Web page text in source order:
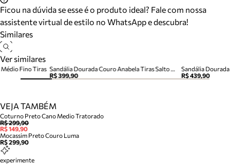
Ficou na dúvida se esse é o produto ideal? Fale com nossa
assistente virtual de estilo no WhatsApp e descubra!
Similares
Ver similares
Sandália Dourada Couro Anabela Tiras Salto Médio
R$ 399,90
Sandália
R$ 439,90
Fino Tiras
VEJA TAMBÉM
Coturno Preto Cano Medio Tratorado
R$ 299,90
R$ 149,90
Mocassim Preto Couro Luma
R$ 299,90
experimente